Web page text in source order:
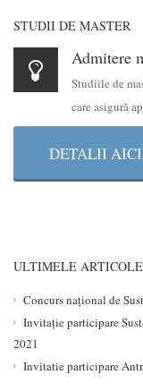
STUDII DE MASTER
Admitere
Studiile de
care asigură
DETALII AICI
ULTIMELE ARTICOLE
Concurs național de
Invitație participare
2021
Invitatie participare